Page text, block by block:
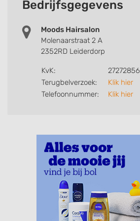
Bedrijfsgegevens
Moods Hairsalon
Molenaarstraat 2 A
2352RD Leiderdorp
KvK:
27272856
Terugbelverzoek:
Klik hier
Telefoonnummer:
Klik hier